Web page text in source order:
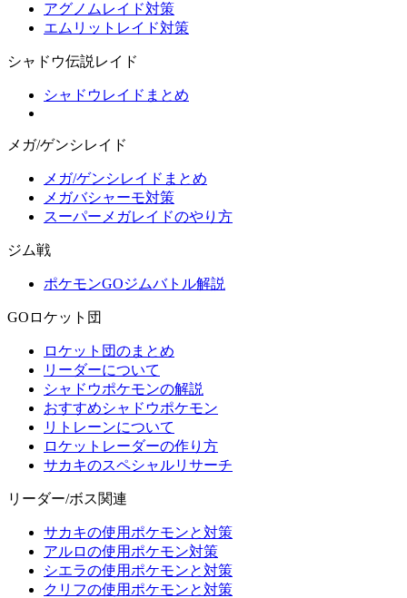
アグノムレイド対策
エムリットレイド対策
シャドウ伝説レイド
シャドウレイドまとめ
メガ/ゲンシレイド
メガ/ゲンシレイドまとめ
メガバシャーモ対策
スーパーメガレイドのやり方
ジム戦
ポケモンGOジムバトル解説
GOロケット団
ロケット団のまとめ
リーダーについて
シャドウポケモンの解説
おすすめシャドウポケモン
リトレーンについて
ロケットレーダーの作り方
サカキのスペシャルリサーチ
リーダー/ボス関連
サカキの使用ポケモンと対策
アルロの使用ポケモン対策
シエラの使用ポケモンと対策
クリフの使用ポケモンと対策